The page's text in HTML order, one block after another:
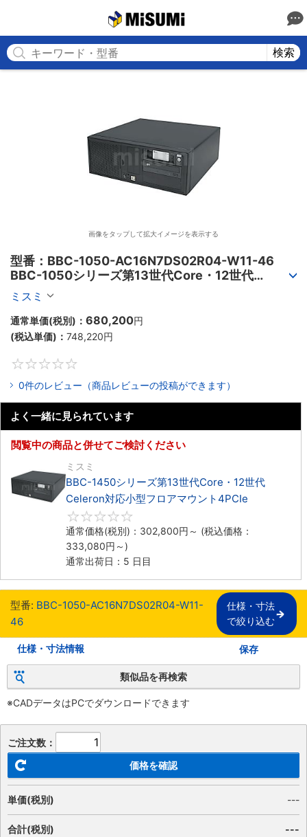
検索
画像をタップして拡大イメージを表示する
型番：BBC-1050-AC16N7DS02R04-W11-46
BBC-1050シリーズ第13世代Core・12世代
Celeron対応小型フロアマウント3PCIe
ミスミ
通常単価(税別)： 680,200円
(税込単価)： 748,220円
0件のレビュー（商品レビューの投稿ができます）
よく一緒に見られています
閲覧中の商品と併せてご検討ください
ミスミ
BBC-1450シリーズ第13世代Core・12世代
Celeron対応小型フロアマウント4PCIe
通常価格(税別)： 302,800円 ～ (税込価格：
333,080円 ～)
通常出荷日：5 日目
型番: BBC-1050-AC16N7DS02R04-W11-
46
仕様・寸法
で絞り込む
仕様・寸法情報 保存
類似品を再検索
※CADデータはPCでダウンロードできます
ご注文数：
価格を確認
単価(税別) ---
合計(税別)
---